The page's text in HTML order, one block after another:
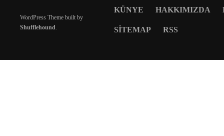
WordPress Theme built by
Shufflehound.
KÜNYE HAKKIMIZDA
SITEMAP RSS